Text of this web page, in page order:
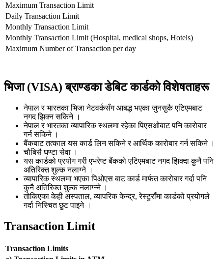
Maximum Transaction Limit
Daily Transaction Limit
Monthly Transaction Limit
Monthly Transaction Limit (Hospital, medical shops, Hotels)
Maximum Number of Transaction per day
भिजा (VISA) ब्राण्डका डेबिट कार्डको विशेषताहरू
नेपाल र भारतका भिजा नेटवर्कसँग आबद्ध भएका जुनसुकै एटिएमबाट
नगद झिक्न सकिने ।
नेपाल र भारतका व्यापारिक स्थलमा रहेका पिएसओबाट पनि कारोबार
गर्न सकिने ।
बैंकबाट तत्काल यस कार्ड लिन सकिने र आर्थिक कारोबार गर्न सकिने ।
चौबिसै घण्टा सेवा ।
यस कार्डको प्रयोग गरी एभरेष्ट बैंकको एटिएमबाट नगद झिक्दा कुनै पनि
अतिरिक्त शुल्क नलाग्ने ।
व्यापारिक स्थलमा भएका पिओएस बाट कार्ड मार्फत कारोबार गर्दा पनि
कुनै अतिरिक्त शुल्क नलाग्न्ने ।
तोकिएका केही अस्पताल, व्यापरिक केन्द्र, रेस्टुराँमा कार्डको प्रयोगले
गर्दा निस्चित छुट पाइने ।
Transaction Limit
Transaction Limits